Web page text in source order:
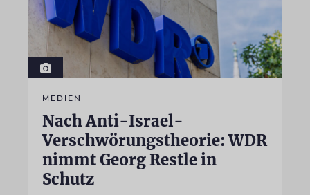
MEDIEN
Nach Anti-Israel-
Verschwörungstheorie: WDR
nimmt Georg Restle in
Schutz